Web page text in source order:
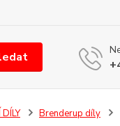
Brenderup díly